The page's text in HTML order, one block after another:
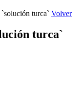
turca` Volver
turca`